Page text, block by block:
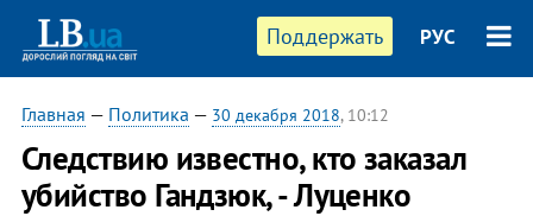
Поддержать РУС
Главная — Политика — 30 декабря 2018, 10:12
Следствию известно, кто заказал
убийство Гандзюк, - Луценко